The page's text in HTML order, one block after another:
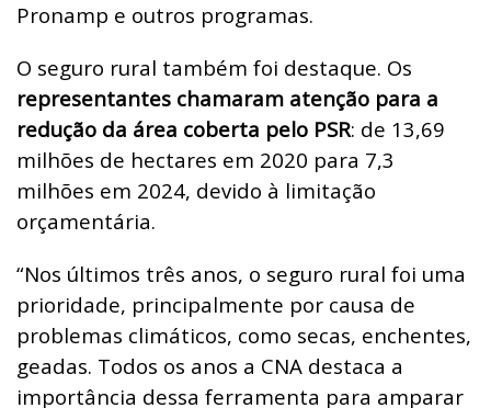
Pronamp e outros programas.
O seguro rural também foi destaque. Os
representantes chamaram atenção para a
redução da área coberta pelo PSR: de 13,69
milhões de hectares em 2020 para 7,3
milhões em 2024, devido à limitação
orçamentária.
“Nos últimos três anos, o seguro rural foi uma
prioridade, principalmente por causa de
problemas climáticos, como secas, enchentes,
geadas. Todos os anos a CNA destaca a
importância dessa ferramenta para amparar